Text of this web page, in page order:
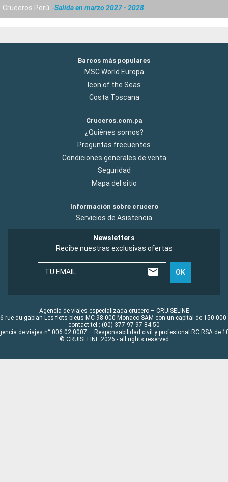
Cruceros Perú
Salida en marzo 2027 - 2028
Barcos más populares
MSC World Europa
Icon of the Seas
Costa Toscana
Cruceros.com.pa
¿Quiénes somos?
Preguntas frecuentes
Condiciones generales de venta
Seguridad
Mapa del sitio
Información sobre crucero
Servicios de Asistencia
Newsletters
Recibe nuestras exclusivas ofertas
TU EMAIL OK
Agencia de viajes especializada crucero – CRUISELINE
rue du gabian Les flots bleus MC 98 000 Monaco SAM con un capital de 150 000
contact tel : (00) 377 97 97 84 50
de viajes n° 006 02 0007 – Responsabilidad civil y profesional RC RSA de
© CRUISELINE 2026 - all rights reserved